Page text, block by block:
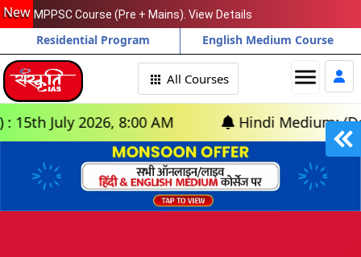
New MPPSC Course (Pre + Mains). View Details
Residential Program English Medium Course
menu
All Courses
2026, 8:00 AM Hindi Medium: (Delhi)